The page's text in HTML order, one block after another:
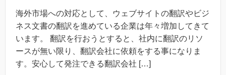
海外市場への対応として、ウェブサイトの翻訳やビジ
ネス文書の翻訳を進めている企業は年々増加してきて
います。 翻訳を行おうとすると、社内に翻訳のリソ
ースが無い限り、翻訳会社に依頼をする事になりま
す。安心して発注できる翻訳会社 […]